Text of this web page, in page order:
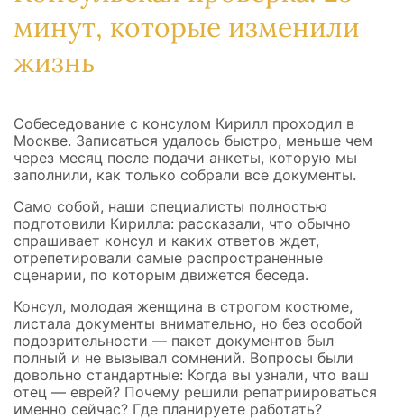
минут, которые изменили
жизнь
Собеседование с консулом Кирилл проходил в
Москве. Записаться удалось быстро, меньше чем
через месяц после подачи анкеты, которую мы
заполнили, как только собрали все документы.
Само собой, наши специалисты полностью
подготовили Кирилла: рассказали, что обычно
спрашивает консул и каких ответов ждет,
отрепетировали самые распространенные
сценарии, по которым движется беседа.
Консул, молодая женщина в строгом костюме,
листала документы внимательно, но без особой
подозрительности — пакет документов был
полный и не вызывал сомнений. Вопросы были
довольно стандартные: Когда вы узнали, что ваш
отец — еврей? Почему решили репатриироваться
именно сейчас? Где планируете работать?